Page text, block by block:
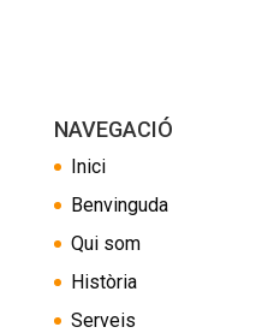
NAVEGACIÓ
Inici
Benvinguda
Qui som
Història
Serveis